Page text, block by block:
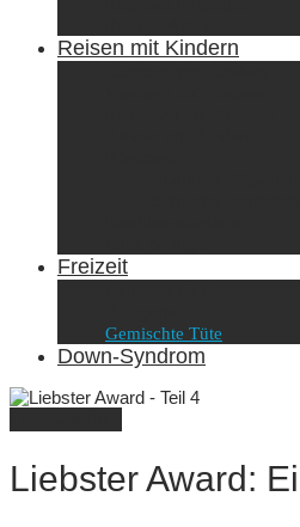
Reisen mit Kindern
Freizeit
Gemischte Tüte
Down-Syndrom
Liebster Award: